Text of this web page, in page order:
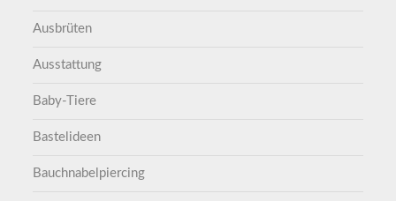
Ausbrüten
Ausstattung
Baby-Tiere
Bastelideen
Bauchnabelpiercing